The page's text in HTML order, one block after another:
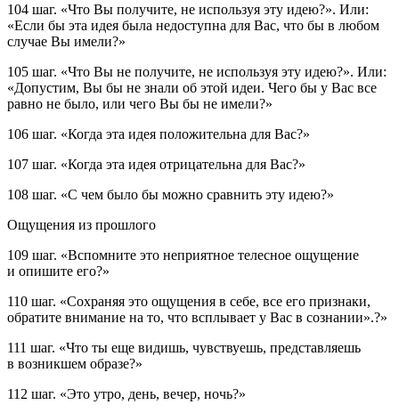
104 шаг. «Что Вы получите, не используя эту идею?». Или:
«Если бы эта идея была недоступна для Вас, что бы в любом
случае Вы имели?»
105 шаг. «Что Вы не получите, не используя эту идею?». Или:
«Допустим, Вы бы не знали об этой идеи. Чего бы у Вас все
равно не было, или чего Вы бы не имели?»
106 шаг. «Когда эта идея положительна для Вас?»
107 шаг. «Когда эта идея отрицательна для Вас?»
108 шаг. «С чем было бы можно сравнить эту идею?»
Ощущения из прошлого
109 шаг. «Вспомните это неприятное телесное ощущение
и опишите его?»
110 шаг. «Сохраняя это ощущения в себе, все его признаки,
обратите внимание на то, что всплывает у Вас в сознании».?»
111 шаг. «Что ты еще видишь, чувствуешь, представляешь
в возникшем образе?»
112 шаг. «Это утро, день, вечер, ночь?»